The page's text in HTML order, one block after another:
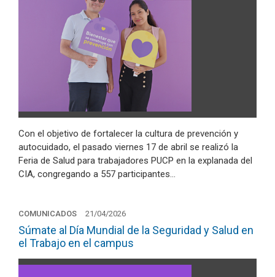
Con el objetivo de fortalecer la cultura de prevención y
autocuidado, el pasado viernes 17 de abril se realizó la
Feria de Salud para trabajadores PUCP en la explanada del
CIA, congregando a 557 participantes…
COMUNICADOS 21/04/2026
Súmate al Día Mundial de la Seguridad y Salud en
el Trabajo en el campus